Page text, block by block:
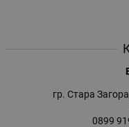
гр. Стара
0899